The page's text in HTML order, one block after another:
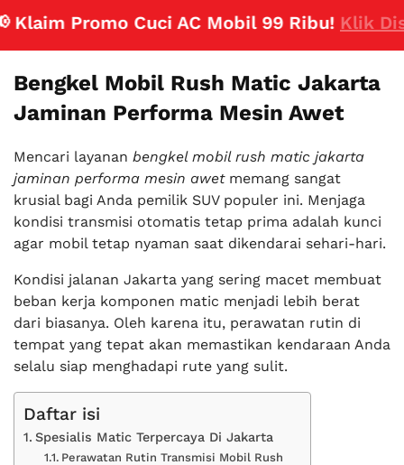
Promo Cuci AC Mobil 99 Ribu!Klik Disini
Bengkel Mobil Rush Matic Jakarta
Jaminan Performa Mesin Awet
Mencari layanan bengkel mobil rush matic jakarta
jaminan performa mesin awetmemang sangat
krusial bagi Anda pemilik SUV populer ini. Menjaga
kondisi transmisi otomatis tetap prima adalah kunci
agar mobil tetap nyaman saat dikendarai sehari-hari.
Kondisi jalanan Jakarta yang sering macet membuat
beban kerja komponen matic menjadi lebih berat
dari biasanya. Oleh karena itu, perawatan rutin di
tempat yang tepat akan memastikan kendaraan Anda
selalu siap menghadapi rute yang sulit.
Daftar isi
Spesialis Matic Terpercaya Di Jakarta
Perawatan Rutin Transmisi Mobil Rush